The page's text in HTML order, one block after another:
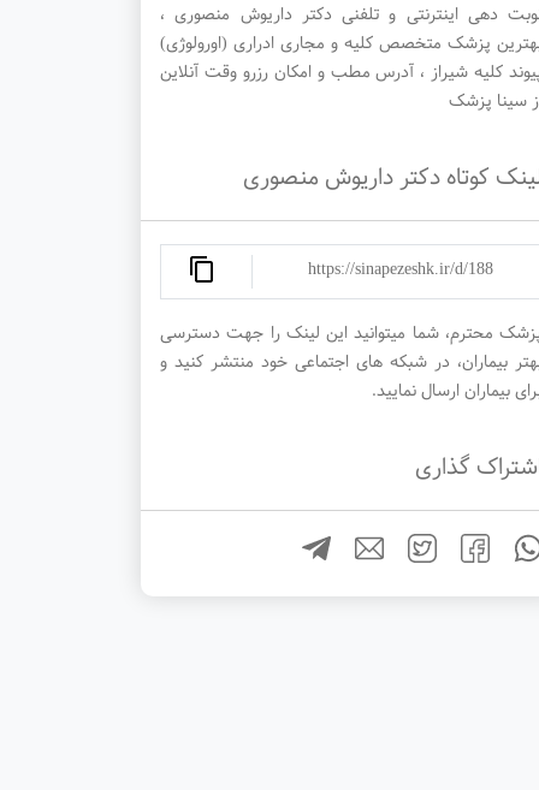
دهی اینترنتی و تلفنی دکتر داریوش منصوری ،
پزشک متخصص کلیه و مجاری ادراری (اورولوژی)
کلیه شیراز ، آدرس مطب و امکان رزرو وقت آنلاین
سینا پزشک
کوتاه دکتر داریوش منصوری
https://sinapezeshk.ir/d/188
محترم، شما میتوانید این لینک را جهت دسترسی
بیماران، در شبکه های اجتماعی خود منتشر کنید و
بیماران ارسال نمایید.
گذاری